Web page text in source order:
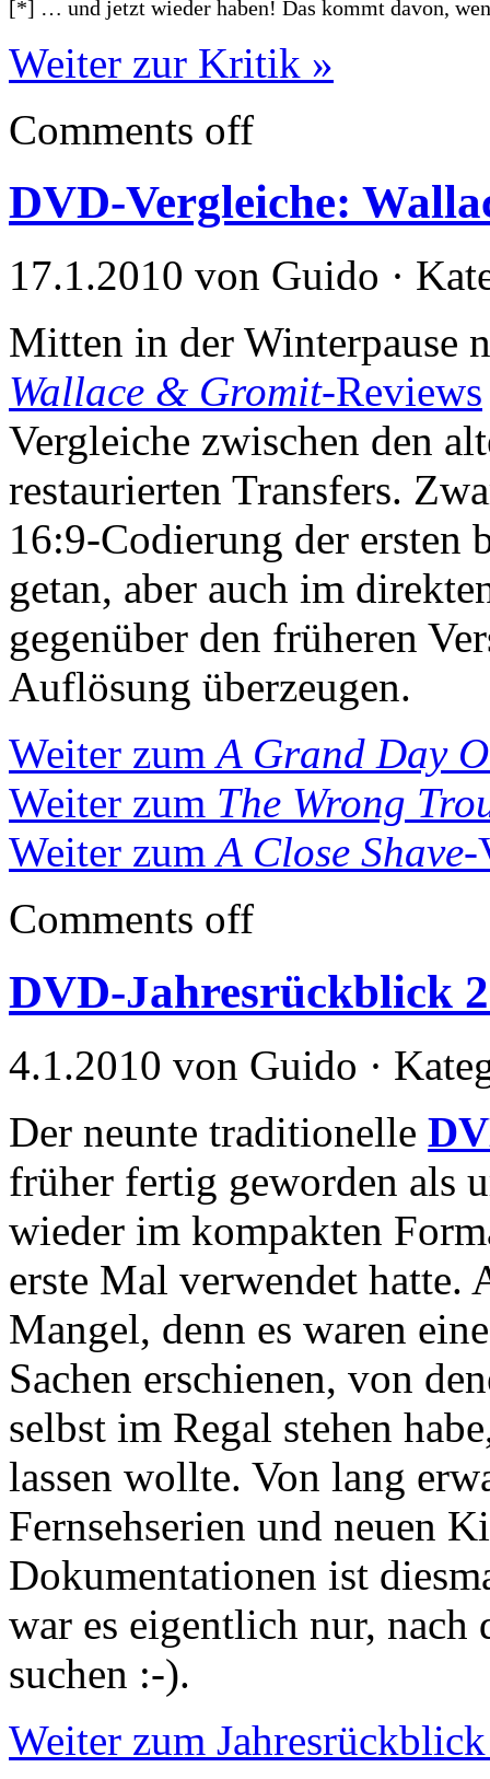
[*] … und jetzt wieder haben! Das kommt davon,
Weiter zur Kritik »
Comments off
DVD-Vergleiche:
17.1.2010 von Guido ·
Mitten in der Winterpause
Wallace & Gromit-Reviews
Vergleiche zwischen den
restaurierten Transfers.
16:9-Codierung der ersten
getan, aber auch im
gegenüber den früheren
Auflösung überzeugen.
Weiter zumA Grand Day
Weiter zum The Wrong
Weiter zumA Close Shave-
Comments off
DVD-Jahresrückblick
4.1.2010 von Guido ·
Der neunte traditionelle
früher fertig geworden als
wieder im kompakten
erste Mal verwendet
Mangel, denn es waren
Sachen erschienen, von
selbst im Regal stehen
lassen wollte. Von lang
Fernsehserien und neuen
Dokumentationen ist
war es eigentlich nur, nach
suchen :-).
Weiter zum